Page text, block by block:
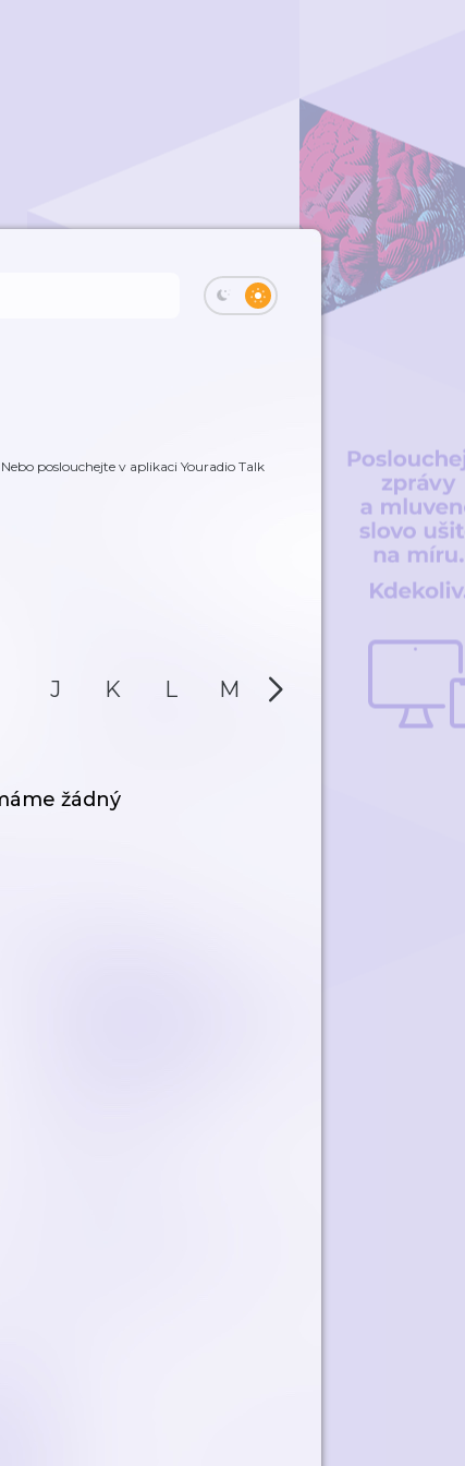
poslouchejte v aplikaci Youradio Talk
J K L M N
žádný